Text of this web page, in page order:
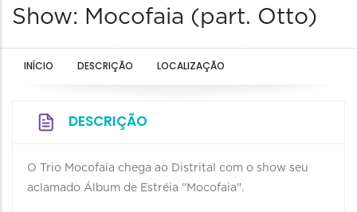
Show: Mocofaia (part. Otto)
INÍCIO DESCRIÇÃO LOCALIZAÇÃO
DESCRIÇÃO
O Trio Mocofaia chega ao Distrital com o show seu
aclamado Álbum de Estréia "Mocofaia".